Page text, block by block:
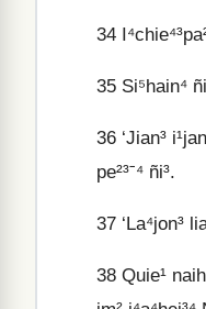
34
35 Si⁵hain⁴
36 ‘Jian³
pe²³ˉ⁴ ñi³.
37 ‘La⁴jon³
38 Quie¹